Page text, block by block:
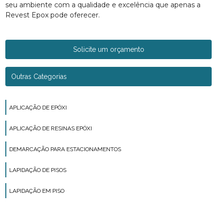
seu ambiente com a qualidade e excelência que apenas a
Revest Epox pode oferecer.
Solicite um orçamento
Outras Categorias
APLICAÇÃO DE EPÓXI
APLICAÇÃO DE RESINAS EPÓXI
DEMARCAÇÃO PARA ESTACIONAMENTOS
LAPIDAÇÃO DE PISOS
LAPIDAÇÃO EM PISO